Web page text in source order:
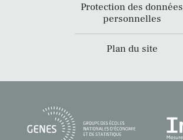
Protection des données
personnelles
Plan du site